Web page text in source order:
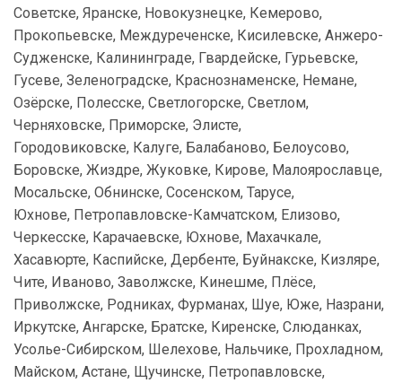
Советске, Яранске, Новокузнецке, Кемерово,
Прокопьевске, Междуреченске, Кисилевске, Анжеро-
Судженске, Калининграде, Гвардейске, Гурьевске,
Гусеве, Зеленоградске, Краснознаменске, Немане,
Озёрске, Полесске, Светлогорске, Светлом,
Черняховске, Приморске, Элисте,
Городовиковске, Калуге, Балабаново, Белоусово,
Боровске, Жиздре, Жуковке, Кирове, Малоярославце,
Мосальске, Обнинске, Сосенском, Тарусе,
Юхнове, Петропавловске-Камчатском, Елизово,
Черкесске, Карачаевске, Юхнове, Махачкале,
Хасавюрте, Каспийске, Дербенте, Буйнакске, Кизляре,
Чите, Иваново, Заволжске, Кинешме, Плёсе,
Приволжске, Родниках, Фурманах, Шуе, Юже, Назрани,
Иркутске, Ангарске, Братске, Киренске, Слюданках,
Усолье-Сибирском, Шелехове, Нальчике, Прохладном,
Майском, Астане, Щучинске, Петропавловске,